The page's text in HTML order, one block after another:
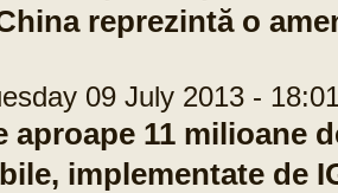
reprezintă o
09 July 2013 -
aproape 11 milioane
implementate de